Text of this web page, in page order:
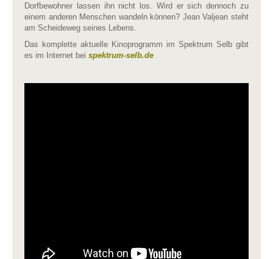
Dorfbewohner lassen ihn nicht los. Wird er sich dennoch zu
einem anderen Menschen wandeln können? Jean Valjean steht
am Scheideweg seines Lebens.
Das komplette aktuelle Kinoprogramm im Spektrum Selb gibt
es im Internet bei spektrum-selb.de